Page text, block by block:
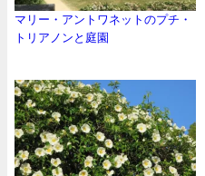
マリー・アントワネットのプチ・
トリアノンと庭園